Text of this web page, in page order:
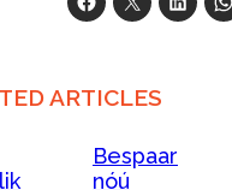
ARTICLES
Bespaar
nóú